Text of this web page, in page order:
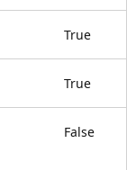
True
True
False